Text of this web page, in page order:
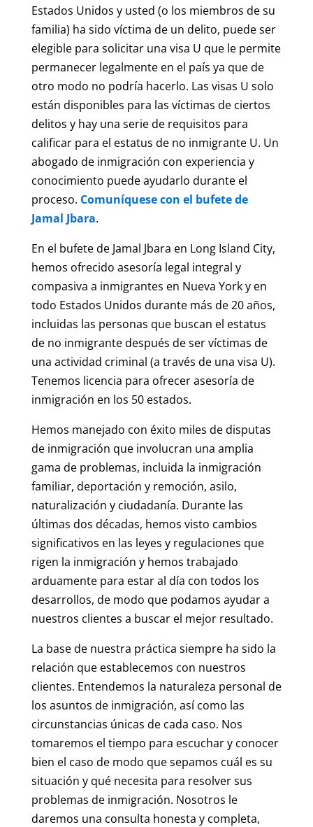
Estados Unidos y usted (o los miembros de su
familia) ha sido víctima de un delito, puede ser
elegible para solicitar una visa U que le permite
permanecer legalmente en el país ya que de
otro modo no podría hacerlo. Las visas U solo
están disponibles para las víctimas de ciertos
delitos y hay una serie de requisitos para
calificar para el estatus de no inmigrante U. Un
abogado de inmigración con experiencia y
conocimiento puede ayudarlo durante el
proceso. Comuníquese con el bufete de
Jamal Jbara.
En el bufete de Jamal Jbara en Long Island City,
hemos ofrecido asesoría legal integral y
compasiva a inmigrantes en Nueva York y en
todo Estados Unidos durante más de 20 años,
incluidas las personas que buscan el estatus
de no inmigrante después de ser víctimas de
una actividad criminal (a través de una visa U).
Tenemos licencia para ofrecer asesoría de
inmigración en los 50 estados.
Hemos manejado con éxito miles de disputas
de inmigración que involucran una amplia
gama de problemas, incluida la inmigración
familiar, deportación y remoción, asilo,
naturalización y ciudadanía. Durante las
últimas dos décadas, hemos visto cambios
significativos en las leyes y regulaciones que
rigen la inmigración y hemos trabajado
arduamente para estar al día con todos los
desarrollos, de modo que podamos ayudar a
nuestros clientes a buscar el mejor resultado.
La base de nuestra práctica siempre ha sido la
relación que establecemos con nuestros
clientes. Entendemos la naturaleza personal de
los asuntos de inmigración, así como las
circunstancias únicas de cada caso. Nos
tomaremos el tiempo para escuchar y conocer
bien el caso de modo que sepamos cuál es su
situación y qué necesita para resolver sus
problemas de inmigración. Nosotros le
daremos una consulta honesta y completa,